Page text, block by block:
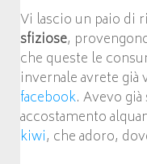
Vi lascio un paio di
sfiziose,
che queste le
invernale avrete
facebook. Avevo
accostamento
kiwi, che adoro,